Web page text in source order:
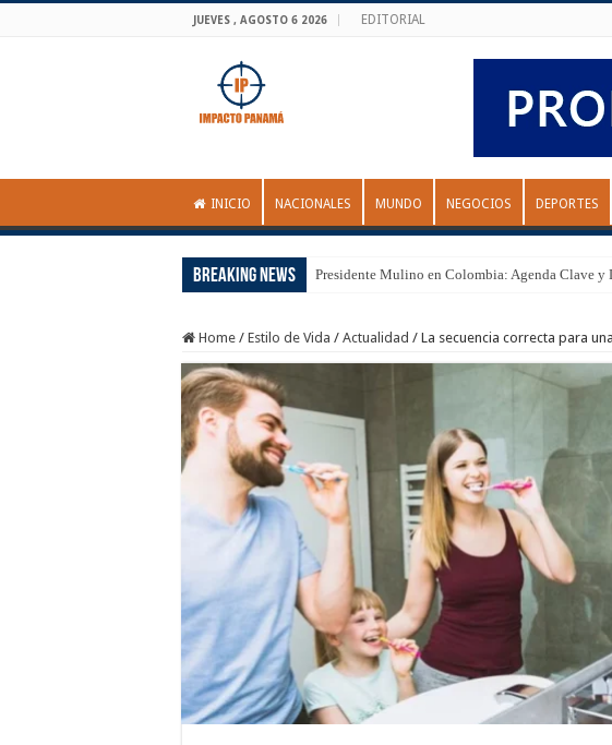
JUEVES , AGOSTO 6 2026 EDITORIAL
INICIO NACIONALES MUNDO NEGOCIOS DEPORTES
Breaking News Presidente Mulino en Colombia: Agenda Clave y
Home / Estilo de Vida / Actualidad / La secuencia correcta para